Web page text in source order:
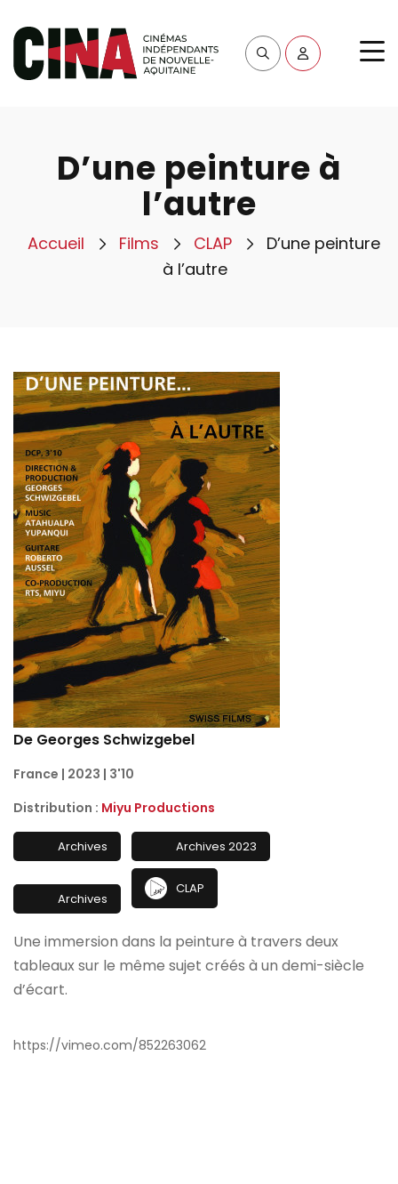
D’une peinture à
l’autre
Accueil Films CLAP
D’une peinture
à l’autre
De Georges Schwizgebel
France | 2023 | 3'10
Distribution : Miyu Productions
Archives Archives 2023
Archives
CLAP
Une immersion dans la peinture à travers deux
tableaux sur le même sujet créés à un demi-siècle
d’écart.
https://vimeo.com/852263062